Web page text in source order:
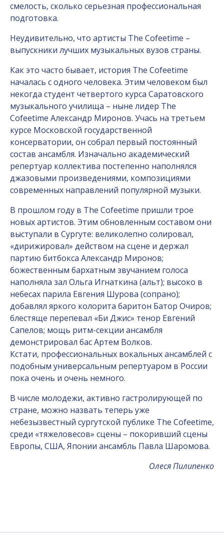
смелость, сколько серьезная профессиональная
подготовка.
Неудивительно, что артисты The Cofeetime –
выпускники лучших музыкальных вузов страны.
Как это часто бывает, история The Cofeetime
началась с одного человека. Этим человеком был
некогда студент четвертого курса Саратовского
музыкального училища – ныне лидер The
Cofeetime Александр Миронов. Учась на третьем
курсе Московской государственной
консерватории, он собрал первый постоянный
состав ансамбля. Изначально академический
репертуар коллектива постепенно наполнялся
джазовыми произведениями, композициями
современных направлений популярной музыки.
В прошлом году в The Cofeetime пришли трое
новых артистов. Этим обновленным составом они
выступали в Сургуте: великолепно солировал,
«дирижировал» действом на сцене и держал
партию битбокса Александр Миронов;
божественным бархатным звучанием голоса
наполняла зал Ольга Игнаткина (альт); высоко в
небесах парила Евгения Шурова (сопрано);
добавлял яркого колорита баритон Батор Очиров;
блестяще перепевал «Би Джис» тенор Евгений
Сапелов; мощь ритм-секции ансамбля
демонстрировал бас Артем Волков.
Кстати, профессиональных вокальных ансамблей с
подобным универсальным репертуаром в России
пока очень и очень немного.
В числе молодежи, активно гастролирующей по
стране, можно назвать теперь уже
небезызвестный сургутской публике The Cofeetime,
среди «тяжеловесов» сцены – покоривший сцены
Европы, США, Японии ансамбль Павла Шаромова.
Олеся Пилипенко